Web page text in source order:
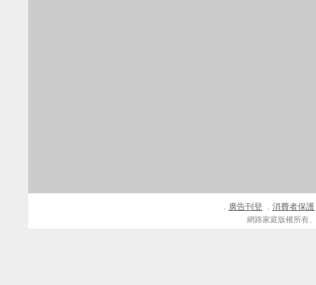
． 廣告刊登 ． 消費者保護
網路家庭版權所有